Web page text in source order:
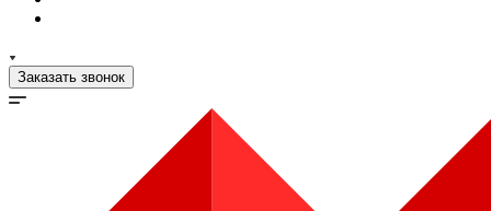
Заказать звонок